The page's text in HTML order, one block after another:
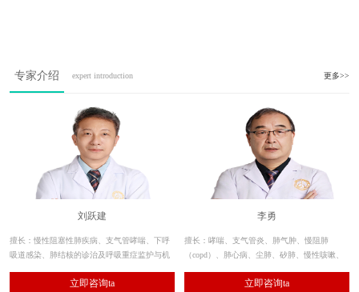
专家介绍 expert introduction 更多>>
刘跃建
擅长：慢性阻塞性肺疾病、支气管哮喘、下呼
吸道感染、肺结核的诊治及呼吸重症监护与机
治疗性应用及肺功能测定。
立即咨询ta
李勇
擅长：哮喘、支气管炎、肺气肿、慢阻肺
（copd）、肺心病、尘肺、矽肺、慢性咳嗽、
化、肺结节、呼吸衰竭等呼吸系统疾病的诊
立即咨询ta